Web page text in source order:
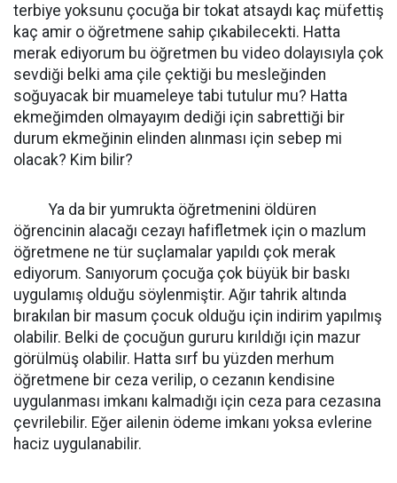
terbiye yoksunu çocuğa bir tokat atsaydı kaç müfettiş
kaç amir o öğretmene sahip çıkabilecekti. Hatta
merak ediyorum bu öğretmen bu video dolayısıyla çok
sevdiği belki ama çile çektiği bu mesleğinden
soğuyacak bir muameleye tabi tutulur mu? Hatta
ekmeğimden olmayayım dediği için sabrettiği bir
durum ekmeğinin elinden alınması için sebep mi
olacak? Kim bilir?
Ya da bir yumrukta öğretmenini öldüren
öğrencinin alacağı cezayı hafifletmek için o mazlum
öğretmene ne tür suçlamalar yapıldı çok merak
ediyorum. Sanıyorum çocuğa çok büyük bir baskı
uygulamış olduğu söylenmiştir. Ağır tahrik altında
bırakılan bir masum çocuk olduğu için indirim yapılmış
olabilir. Belki de çocuğun gururu kırıldığı için mazur
görülmüş olabilir. Hatta sırf bu yüzden merhum
öğretmene bir ceza verilip, o cezanın kendisine
uygulanması imkanı kalmadığı için ceza para cezasına
çevrilebilir. Eğer ailenin ödeme imkanı yoksa evlerine
haciz uygulanabilir.